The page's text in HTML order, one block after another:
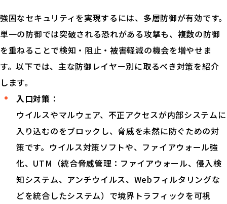
強固なセキュリティを実現するには、多層防御が有効です。
単一の防御では突破される恐れがある攻撃も、複数の防御
を重ねることで検知・阻止・被害軽減の機会を増やせま
す。以下では、主な防御レイヤー別に取るべき対策を紹介
します。
入口対策 ：
ウイルスやマルウェア、不正アクセスが内部システムに
入り込むのをブロックし、脅威を未然に防ぐための対
策です。ウイルス対策ソフトや、ファイアウォール強
化、UTM（統合脅威管理：ファイアウォール、侵入検
知システム、アンチウイルス、Webフィルタリングな
どを統合したシステム）で境界トラフィックを可視